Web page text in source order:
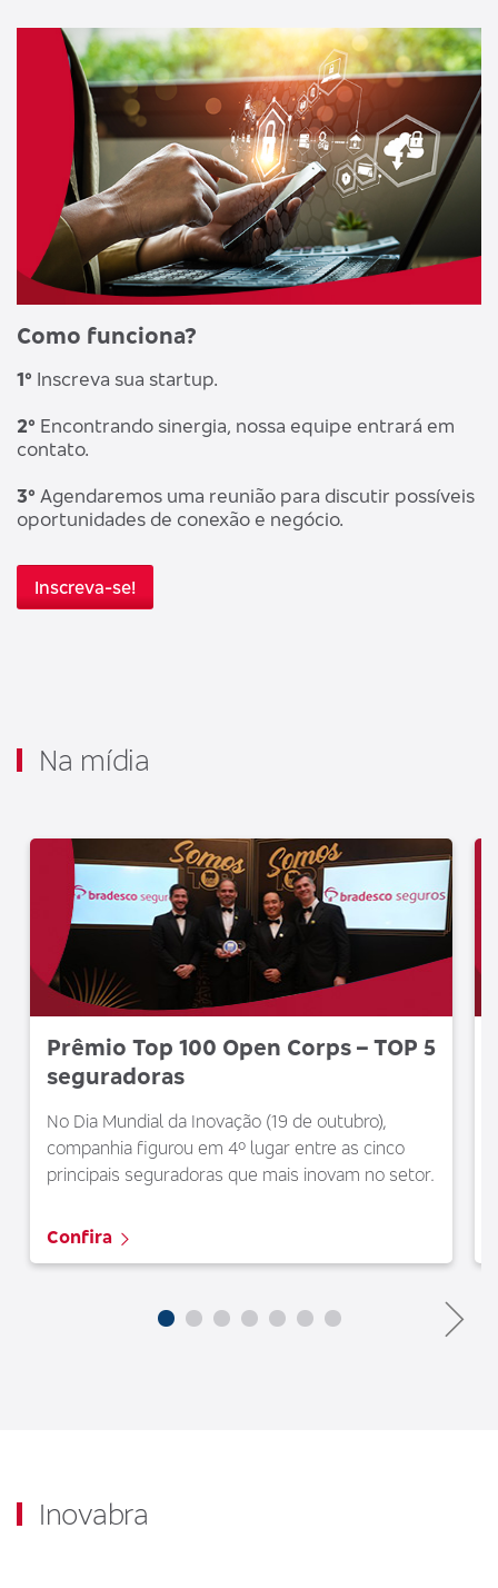
Como funciona?
1° Inscreva sua startup.
2° Encontrando sinergia, nossa equipe entrará em
contato.
3° Agendaremos uma reunião para discutir possíveis
oportunidades de conexão e negócio.
Inscreva-se!
Na mídia
Prêmio Top 100 Open Corps – TOP 5
seguradoras
No Dia Mundial da Inovação (19 de outubro),
companhia figurou em 4º lugar entre as cinco
principais seguradoras que mais inovam no setor.
Confira
Inovabra